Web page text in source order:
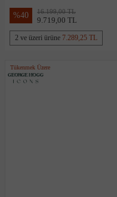
%40 16.199,00 TL
9.719,00 TL
2 ve üzeri ürüne 7.289,25 TL
Tükenmek Üzere